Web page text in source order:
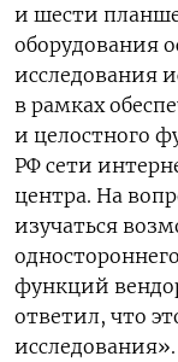
и шести
оборудования
исследования
в рамках
и целостного
РФ сети
центра. На
изучаться
функций
ответил, что
исследования».